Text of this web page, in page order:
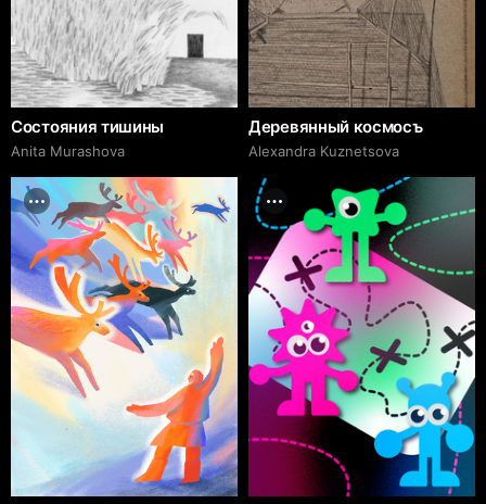
Состояния тишины
Anita Murashova
Деревянный космосъ
Alexandra Kuznetsova